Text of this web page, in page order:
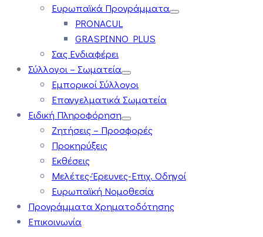
Ευρωπαϊκά Προγράμματα
PRONACUL
GRASPINNO PLUS
Σας Ενδιαφέρει
Σύλλογοι – Σωματεία
Εμπορικοί Σύλλογοι
Επαγγελματικά Σωματεία
Ειδική Πληροφόρηση
Ζητήσεις – Προσφορές
Προκηρύξεις
Εκθέσεις
Μελέτες-Έρευνες-Επιχ. Οδηγοί
Ευρωπαϊκή Νομοθεσία
Προγράμματα Χρηματοδότησης
Επικοινωνία